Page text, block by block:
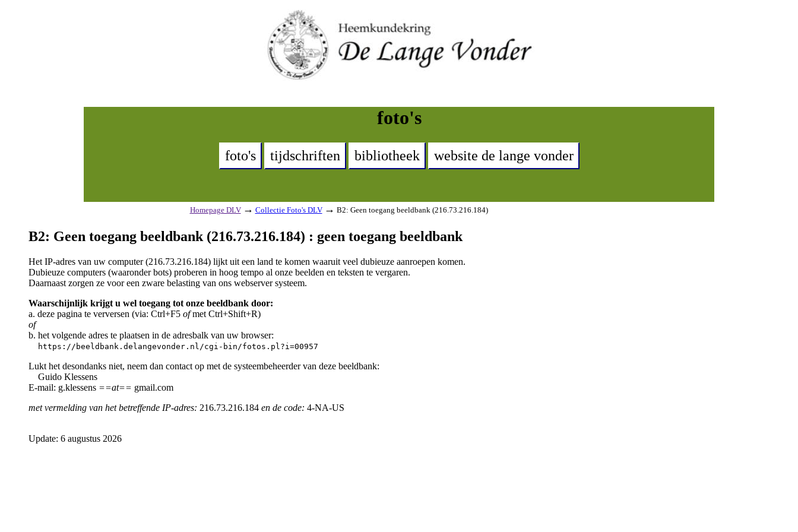
foto's
foto's tijdschriften bibliotheek website de lange vonder
Homepage DLV → Collectie Foto's DLV → B2: Geen toegang beeldbank (216.73.216.184)
B2: Geen toegang beeldbank (216.73.216.184) : geen toegang beeldbank
Het IP-adres van uw computer (216.73.216.184) lijkt uit een land te komen waaruit veel dubieuze aanroepen komen.
Dubieuze computers (waaronder bots) proberen in hoog tempo al onze beelden en teksten te vergaren.
Daarnaast zorgen ze voor een zware belasting van ons webserver systeem.
Waarschijnlijk krijgt u wel toegang tot onze beeldbank door:
a. deze pagina te verversen (via: Ctrl+F5 ofmet Ctrl+Shift+R)
of
b. het volgende adres te plaatsen in de adresbalk van uw browser:
https://beeldbank.delangevonder.nl/cgi-bin/fotos.pl?i=00957
Lukt het desondanks niet, neem dan contact op met de systeembeheerder van deze beeldbank:
Guido Klessens
E-mail: g.klessens ==at== gmail.com
met vermelding van het betreffende IP-adres: 216.73.216.184 en de code: 4-NA-US
Update: 6 augustus 2026